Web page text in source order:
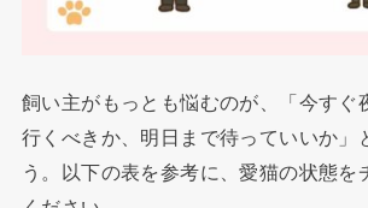
飼い主がもっとも悩むのが、「今すぐ
行くべきか、明日まで待っていいか」
う。以下の表を参考に、愛猫の状態を